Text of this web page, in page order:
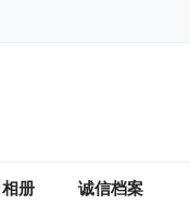
册 诚信档案